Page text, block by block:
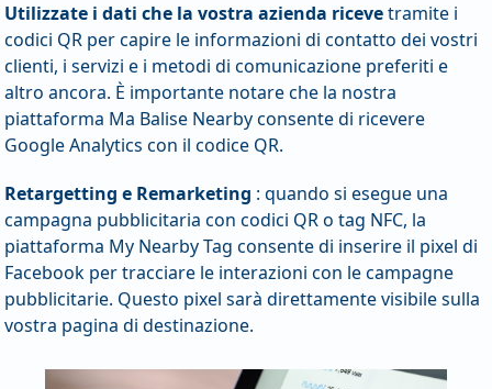
Utilizzate i dati che la vostra azienda ricevetramite i
codici QR per capire le informazioni di contatto dei vostri
clienti, i servizi e i metodi di comunicazione preferiti e
altro ancora. È importante notare che la nostra
piattaforma Ma Balise Nearby consente di ricevere
Google Analytics con il codice QR.
Retargetting e Remarketing : quando si esegue una
campagna pubblicitaria con codici QR o tag NFC, la
piattaforma My Nearby Tag consente di inserire il pixel di
Facebook per tracciare le interazioni con le campagne
pubblicitarie. Questo pixel sarà direttamente visibile sulla
vostra pagina di destinazione.